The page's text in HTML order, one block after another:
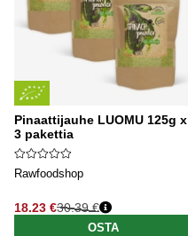
Pinaattijauhe LUOMU 125g x
3 pakettia
Rawfoodshop
18.23 €
Normaali hinta
30.39 €
OSTA